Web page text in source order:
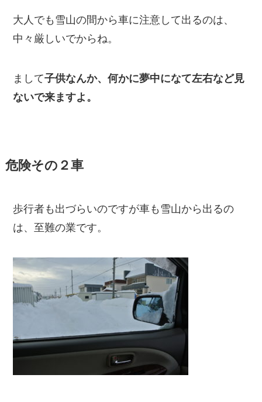
大人でも雪山の間から車に注意して出るのは、
中々厳しいでからね。
まして子供なんか、何かに夢中になて左右など見
ないで来ますよ。
危険その２車
歩行者も出づらいのですが車も雪山から出るの
は、至難の業です。